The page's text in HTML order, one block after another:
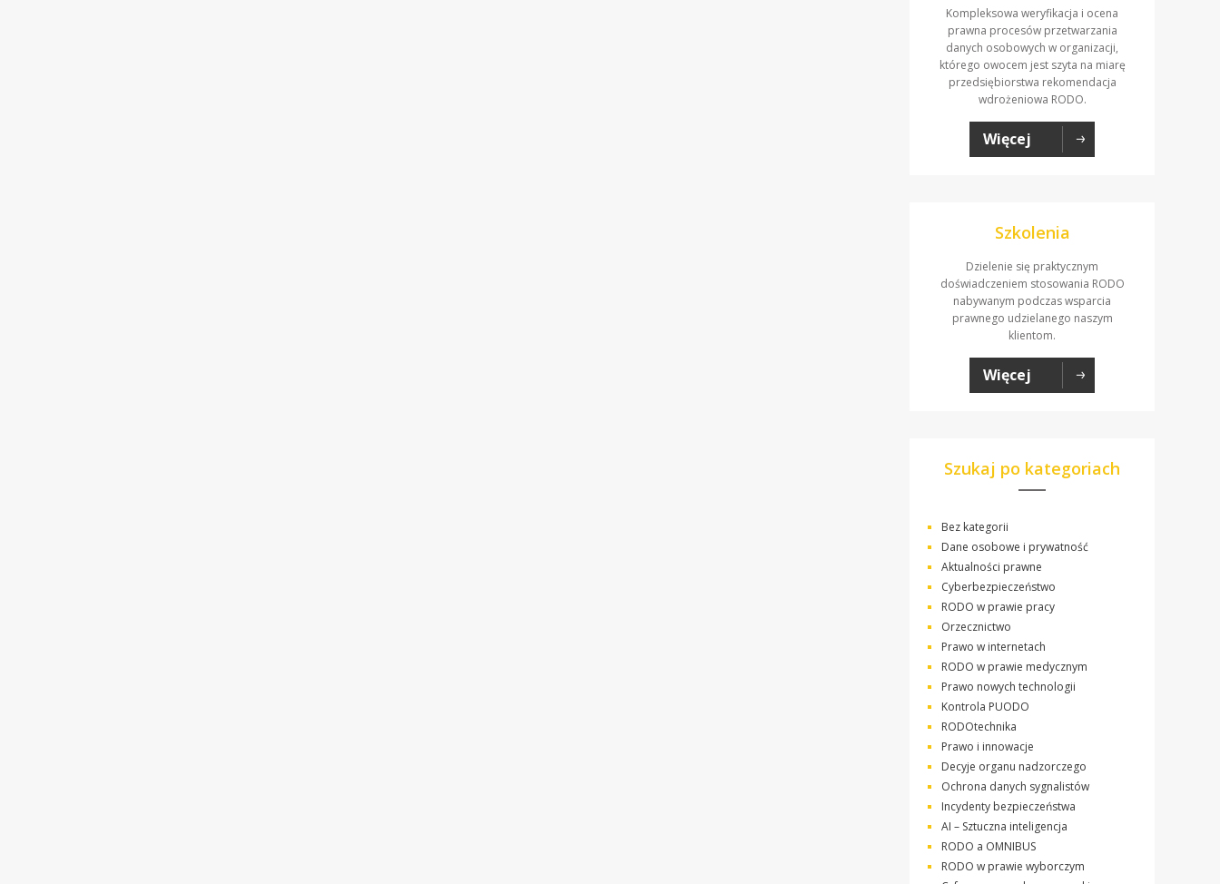
Kompleksowa weryfikacja i ocena
prawna procesów przetwarzania
danych osobowych w organizacji,
którego owocem jest szyta na miarę
przedsiębiorstwa rekomendacja
wdrożeniowa RODO.
Więcej
Szkolenia
Dzielenie się praktycznym
doświadczeniem stosowania RODO
nabywanym podczas wsparcia
prawnego udzielanego naszym
klientom.
Więcej
Szukaj po kategoriach
Bez kategorii
Dane osobowe i prywatność
Aktualności prawne
Cyberbezpieczeństwo
RODO w prawie pracy
Orzecznictwo
Prawo w internetach
RODO w prawie medycznym
Prawo nowych technologii
Kontrola PUODO
RODOtechnika
Prawo i innowacje
Decyje organu nadzorczego
Ochrona danych sygnalistów
Incydenty bezpieczeństwa
AI – Sztuczna inteligencja
RODO a OMNIBUS
RODO w prawie wyborczym